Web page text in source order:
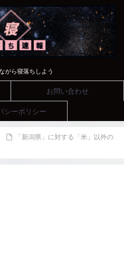
がら寝落ちしよう
お問い合わせ
シーポリシー
「新潟県」に対する「米」以外の